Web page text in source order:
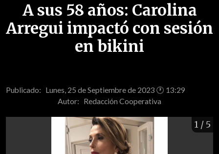
A sus 58 años: Carolina
Arregui impactó con sesión
en bikini
Publicado: Lunes, 25 de Septiembre de 2023 🕐 13:29
Autor: Redacción Cooperativa
1 / 5